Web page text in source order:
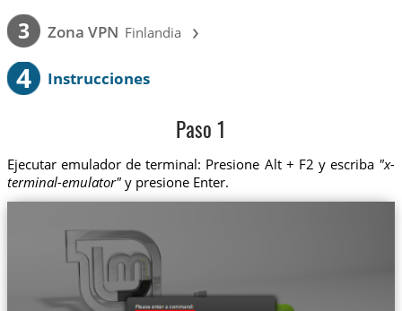
3 Zona VPN Finlandia ›
4 Instrucciones
Paso 1
Ejecutar emulador de terminal: Presione Alt + F2 y escriba "x-
terminal-emulator"y presione Enter.